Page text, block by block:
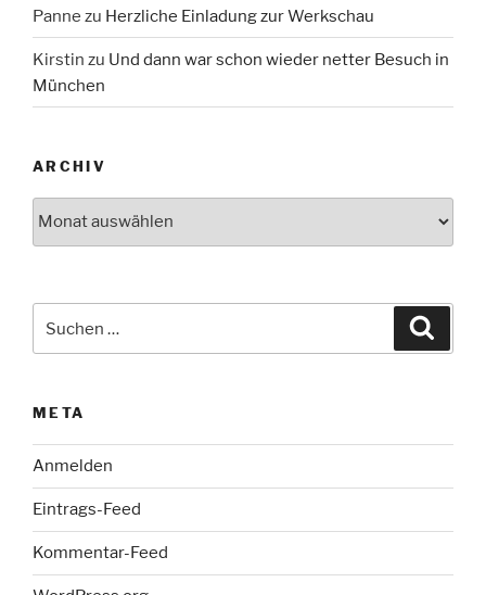
Panne zu Herzliche Einladung zur Werkschau
Kirstin zu Und dann war schon wieder netter Besuch in
München
ARCHIV
nach:
META
Anmelden
Eintrags-Feed
Kommentar-Feed